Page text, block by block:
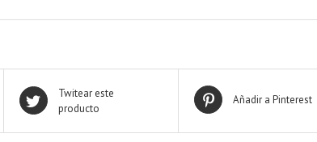
Twitear este
producto
Añadir a Pinterest